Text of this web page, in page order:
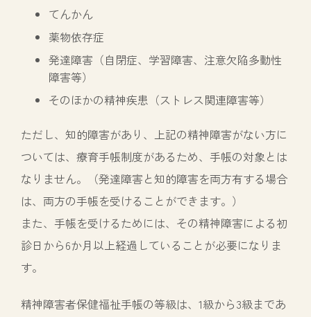
てんかん
薬物依存症
発達障害（自閉症、学習障害、注意欠陥多動性
障害等）
そのほかの精神疾患（ストレス関連障害等）
ただし、知的障害があり、上記の精神障害がない方に
ついては、療育手帳制度があるため、手帳の対象とは
なりません。（発達障害と知的障害を両方有する場合
は、両方の手帳を受けることができます。）
また、手帳を受けるためには、その精神障害による初
診日から6か月以上経過していることが必要になりま
す。
精神障害者保健福祉手帳の等級は、1級から3級まであ